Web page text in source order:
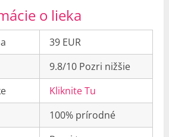
o lieka
39 EUR
9.8/10 Pozri nižšie
Kliknite Tu
100% prírodné